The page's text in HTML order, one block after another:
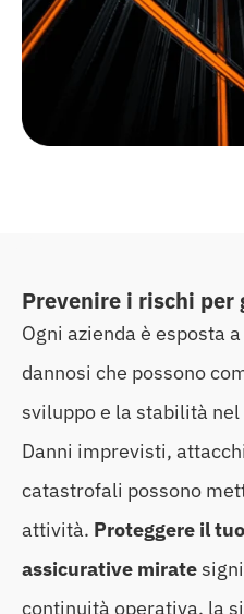
Prevenire i rischi
Ogni azienda è esposta
dannosi che possono
sviluppo e la stabilità
Danni imprevisti,
catastrofali possono
attività. Proteggere il
assicurative mirate
continuità operativa, la